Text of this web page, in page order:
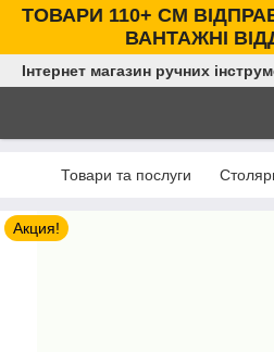
ТОВАРИ 110+ СМ
ВАНТАЖНІ
Інтернет магазин ручних
Товари та послуги
Акция!